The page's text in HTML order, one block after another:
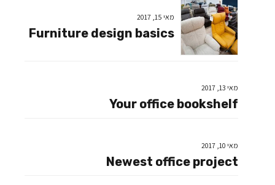
מאי 15, 2017
Furniture design basics
מאי 13, 2017
Your office bookshelf
מאי 10, 2017
Newest office project